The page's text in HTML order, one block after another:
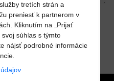
UDAJOV
tretích strán a
preniesť k partnerom v
Kliknutím na „Prijať
súhlas s týmto
nájsť podrobné informácie